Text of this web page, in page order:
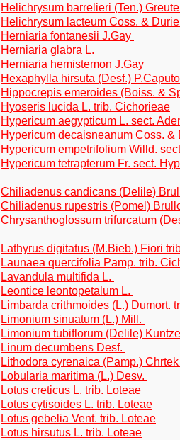
Helichrysum barrelieri (Ten.)
Helichrysum lacteum Coss. &
Herniaria fontanesii J.Gay
Herniaria glabra L.
Herniaria hemistemon J.Gay
Hexaphylla hirsuta (Desf.)
Hippocrepis emeroides (Boiss. &
Hyoseris lucida L. trib. Cichorieae
Hypericum aegypticum L. sect.
Hypericum decaisneanum Coss.
Hypericum empetrifolium Willd.
Hypericum tetrapterum Fr. sect.
Chiliadenus candicans (Delile)
Chiliadenus rupestris (Pomel)
Chrysanthoglossum trifurcatum
Lathyrus digitatus (M.Bieb.) Fiori
Launaea quercifolia Pamp. trib.
Lavandula multifida L.
Leontice leontopetalum L.
Limbarda crithmoides (L.) Dumort.
Limonium sinuatum (L.) Mill.
Limonium tubiflorum (Delile)
Linum decumbens Desf.
Lithodora cyrenaica (Pamp.)
Lobularia maritima (L.) Desv.
Lotus creticus L. trib. Loteae
Lotus cytisoides L. trib. Loteae
Lotus gebelia Vent. trib. Loteae
Lotus hirsutus L. trib. Loteae